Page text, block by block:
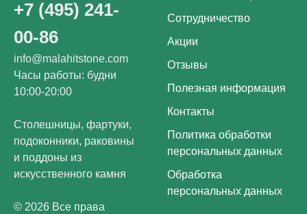
+7 (495) 241-
00-86
info@malahitstone.com
Часы работы: будни
10:00-20:00
Столешницы, фартуки,
подоконники, раковины
и поддоны из
искусственного камня
© 2026 Все права
Сотрудничество
Акции
Отзывы
Полезная информация
Контакты
Политика обработки
персональных данных
Обработка
персональных данных